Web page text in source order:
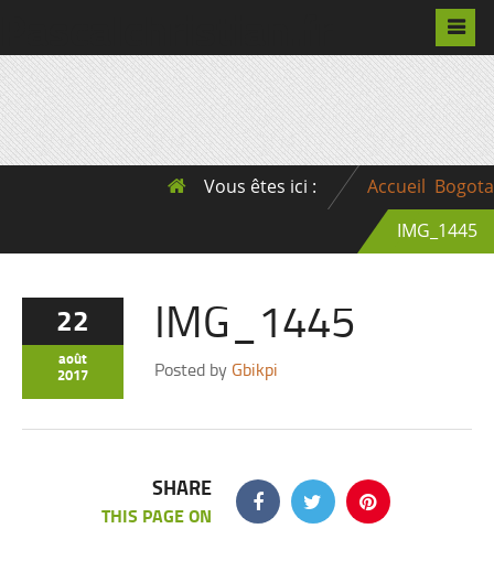
Vous êtes ici : Accueil Bogota
IMG_1445
22
août
2017
IMG_1445
Posted by Gbikpi
SHARE
THIS PAGE ON